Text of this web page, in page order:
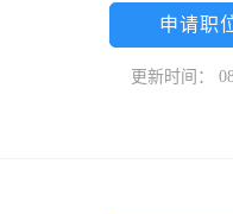
申请职
更新时间：